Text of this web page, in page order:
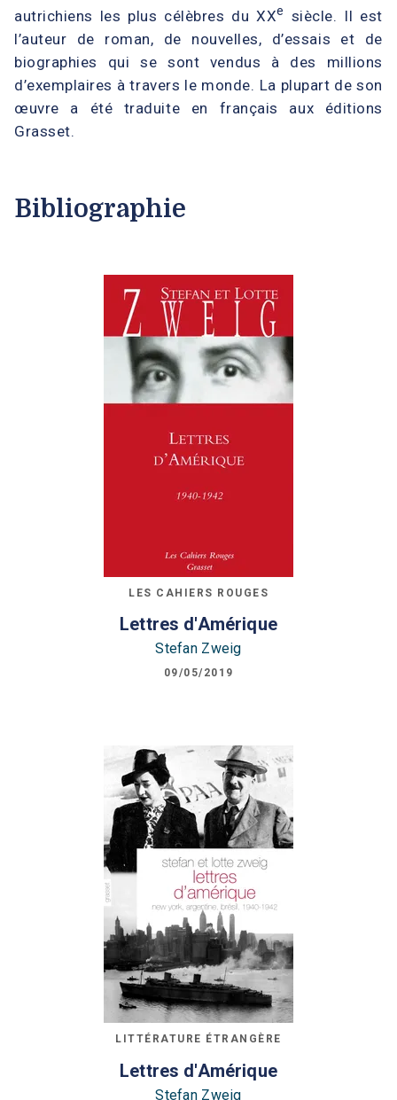
autrichiens les plus célèbres du XXe
siècle. Il est
l’auteur de roman, de nouvelles, d’essais et de
biographies qui se sont vendus à des millions
d’exemplaires à travers le monde. La plupart de son
œuvre a été traduite en français aux éditions
Grasset.
Bibliographie
LES CAHIERS ROUGES
Lettres d'Amérique
Stefan Zweig
09/05/2019
LITTÉRATURE ÉTRANGÈRE
Lettres d'Amérique
Stefan Zweig